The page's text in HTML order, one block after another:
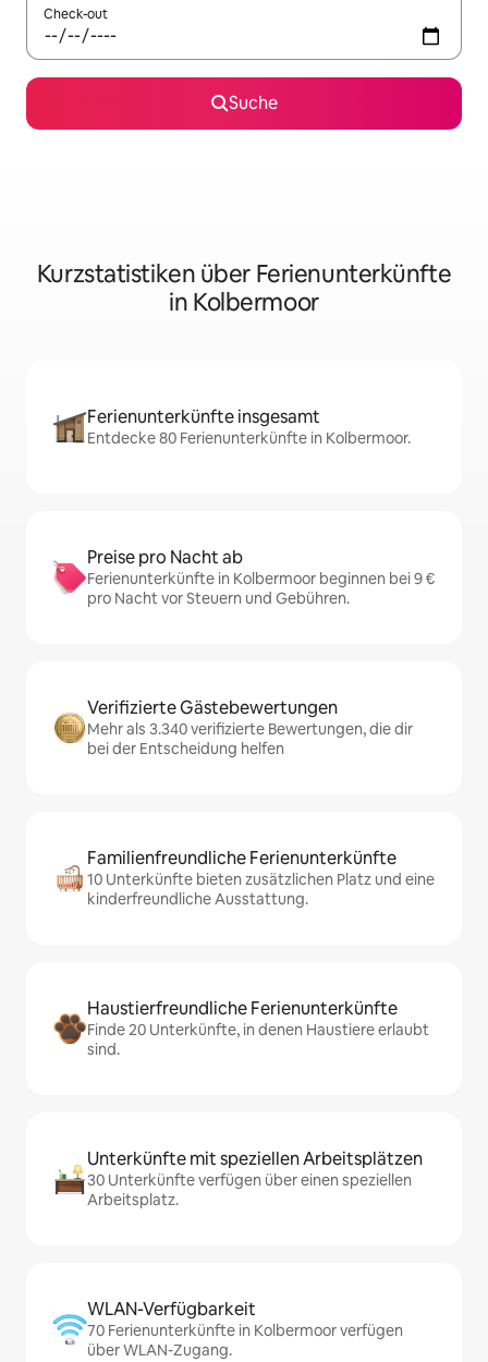
Check-out
Suche
Kurzstatistiken über Ferienunterkünfte
in Kolbermoor
Ferienunterkünfte insgesamt
Entdecke 80 Ferienunterkünfte in Kolbermoor.
Preise pro Nacht ab
Ferienunterkünfte in Kolbermoor beginnen bei 9 €
pro Nacht vor Steuern und Gebühren.
Verifizierte Gästebewertungen
Mehr als 3.340 verifizierte Bewertungen, die dir
bei der Entscheidung helfen
Familienfreundliche Ferienunterkünfte
10 Unterkünfte bieten zusätzlichen Platz und eine
kinderfreundliche Ausstattung.
Haustierfreundliche Ferienunterkünfte
Finde 20 Unterkünfte, in denen Haustiere erlaubt
sind.
Unterkünfte mit speziellen Arbeitsplätzen
30 Unterkünfte verfügen über einen speziellen
Arbeitsplatz.
WLAN-Verfügbarkeit
70 Ferienunterkünfte in Kolbermoor verfügen
über WLAN-Zugang.